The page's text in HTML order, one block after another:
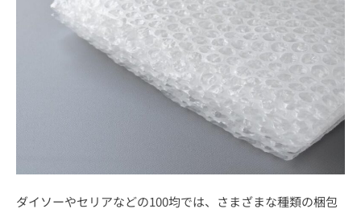
ダイソーやセリアなどの100均では、さまざまな種類の梱包